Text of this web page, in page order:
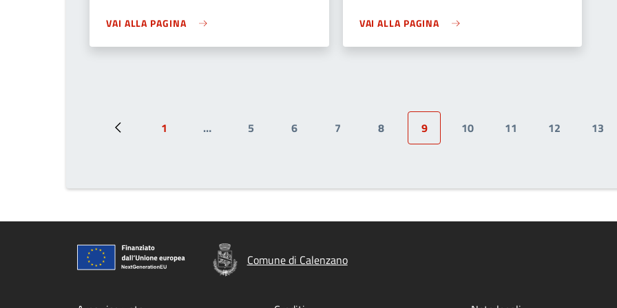
VAI ALLA PAGINA VAI ALLA PAGINA
Pagina precedente
Prima pagina
1 …
Page
5
Page
6
Page
7
Page
8
Pagina attuale
9
Page
10
Page
11
Page
12
Page
13
Comune di Calenzano